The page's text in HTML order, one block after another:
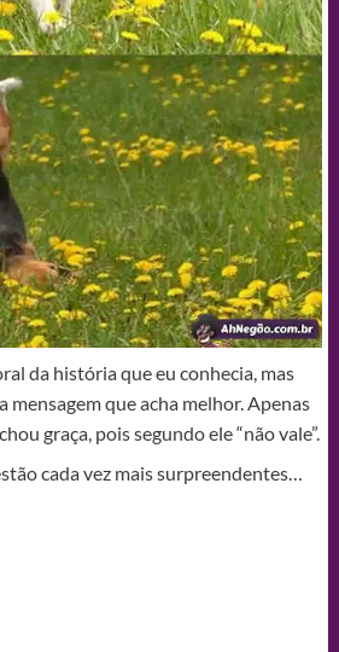
da história que eu conhecia, mas
mensagem que acha melhor. Apenas
graça, pois segundo ele “não vale”.
cada vez mais surpreendentes…